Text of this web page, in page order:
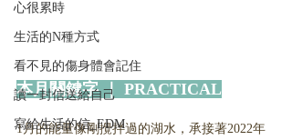
心很累時
生活的N種方式
看不見的傷身體會記住
讀一封信送給自己
寫給生活的信_EDM
本月關鍵字 ｜ PRACTICAL
1月的能量像剛攪拌過的湖水，承接著2022年